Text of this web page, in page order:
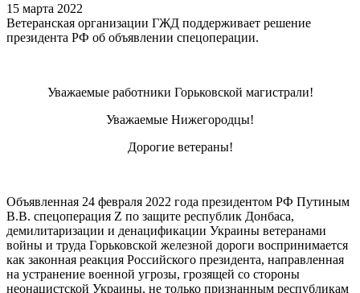
15 марта 2022
Ветеранская организации ГЖД поддерживает решение
президента РФ об объявлении спецоперации.
Уважаемые работники Горьковской магистрали!
Уважаемые Нижегородцы!
Дорогие ветераны!
Объявленная 24 февраля 2022 года президентом РФ Путиным
В.В. спецоперация Z по защите республик Донбаса,
демилитаризации и денацификации Украины ветеранами
войны и труда Горьковской железной дороги воспринимается
как законная реакция Российского президента, направленная
на устранение военной угрозы, грозящей со стороны
неонацистской Украины, не только признанным республикам